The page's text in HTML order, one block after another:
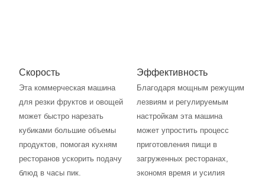
Скорость
Эта коммерческая машина
для резки фруктов и овощей
может быстро нарезать
кубиками большие объемы
продуктов, помогая кухням
ресторанов ускорить подачу
блюд в часы пик.
Эффективность
Благодаря мощным режущим
лезвиям и регулируемым
настройкам эта машина
может упростить процесс
приготовления пищи в
загруженных ресторанах,
экономя время и усилия